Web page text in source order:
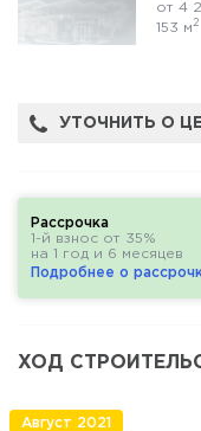
от 4
153 м 2
УТОЧНИТЬ О
Рассрочка
1-й взнос от 35%
на 1 год и 6 месяцев
Подробнее о
ХОД
Август 2021